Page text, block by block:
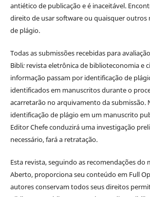
antiético de publicação e é inaceitável.
direito de usar software ou quaisquer outros
de plágio.
Todas as submissões recebidas para
Bibli: revista eletrônica de biblioteconomia e
informaçãopassam por identificação de
identificados em manuscritos durante o
acarretarão no arquivamento da submissão.
identificação de plágio em um manuscrito
Editor Chefe conduzirá uma investigação
necessário, fará a retratação.
Esta revista, seguindo as recomendações do
Aberto, proporciona seu conteúdo em Full
autores conservam todos seus direitos